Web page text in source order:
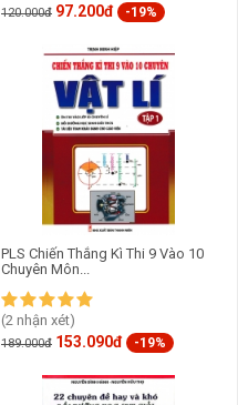
120.000đ 97.200đ -19%
PLS Chiến Thắng Kì Thi 9 Vào 10
Chuyên Môn...
(2 nhận xét)
189.000đ 153.090đ -19%